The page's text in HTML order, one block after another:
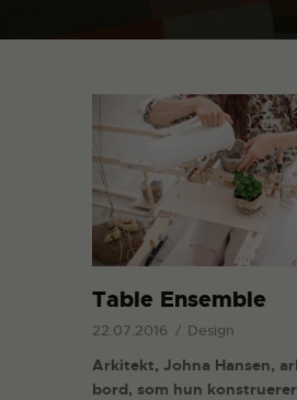
ANSØG
ENGLISH
Table Ensemble
22.07.2016 Design
Arkitekt, Johna Hansen,
bord, som hun